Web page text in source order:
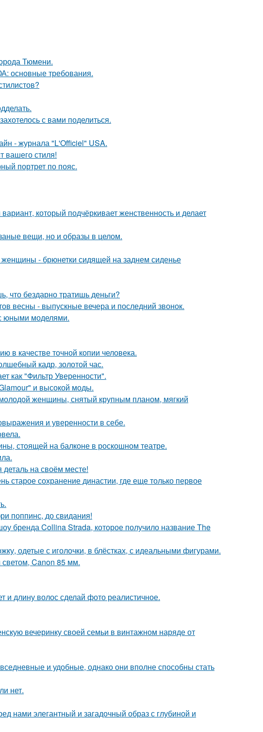
Тюмени.
основные требования.
с вами поделиться.
- журнала "L'Officiel" USA.
вашего стиля!
портрет по пояс.
который подчёркивает женственность и делает
вещи, но и образы в целом.
- брюнетки сидящей на заднем сиденье
что бездарно тратишь деньги?
весны - выпускные вечера и последний звонок.
юными моделями.
в качестве точной копии человека.
кадр, золотой час.
как "Фильтр Уверенности".
и высокой моды.
женщины, снятый крупным планом, мягкий
и уверенности в себе.
стоящей на балконе в роскошном театре.
деталь на своём месте!
старое сохранение династии, где еще только первое
поппинс, до свидания!
бренда Collina Strada, которое получило название The
одетые с иголочки, в блёстках, с идеальными фигурами.
Canon 85 мм.
длину волос сделай фото реалистичное.
вечеринку своей семьи в винтажном наряде от
и удобные, однако они вполне способны стать
нет.
элегантный и загадочный образ с глубиной и